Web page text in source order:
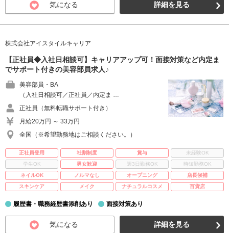
気になる 詳細を見る
株式会社アイスタイルキャリア
【正社員◆入社日相談可】キャリアアップ可！面接対策など内定ま
でサポート付きの美容部員求人♪
美容部員・BA
（入社日相談可／正社員／内定ま …
正社員（無料転職サポート付き）
月給20万円 ～ 33万円
全国（※希望勤務地はご相談ください。）
正社員登用 社割制度 賞与
未経験OK
学生OK
男女歓迎 週3日勤務OK
時短勤務OK
ネイルOK
ノルマなし オープニング
店長候補
スキンケア
メイク ナチュラルコスメ 百貨店
履歴書・職務経歴書添削あり 面接対策あり
気になる 詳細を見る